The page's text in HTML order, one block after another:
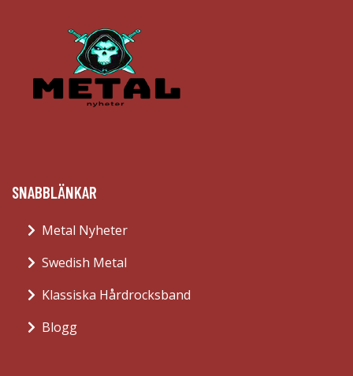
SNABBLÄNKAR
Metal Nyheter
Swedish Metal
Klassiska Hårdrocksband
Blogg